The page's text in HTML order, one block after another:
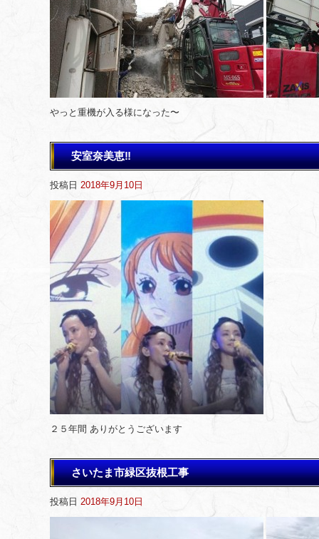
やっと重機が入る様になった〜
安室奈美恵‼️
投稿日 2018年9月10日
２５年間 ありがとうございます
さいたま市緑区抜根工事
投稿日 2018年9月10日